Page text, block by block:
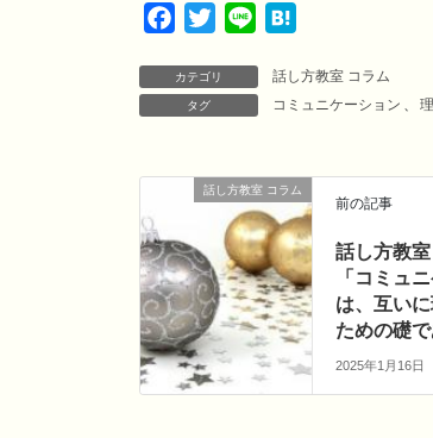
c
o
k
i
e
r
e
t
e
a
カテゴリ 話し方教室 コラム
タグ コミュニケーション 、
話し方教室 コラム
前の記事
話し方教
「コミュ
は、互い
ための礎で
2025年1月16日